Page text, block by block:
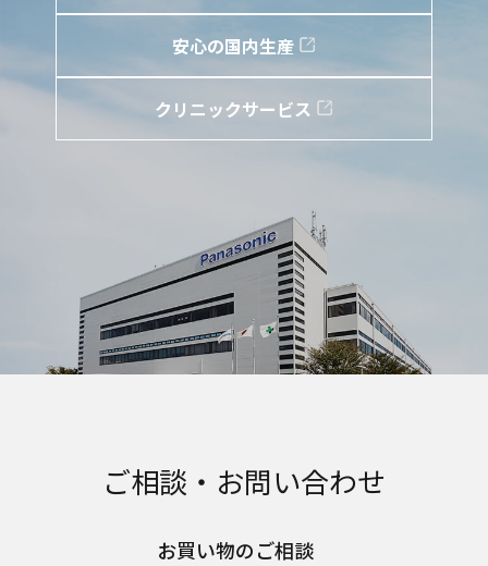
安心の国内生産
クリニックサービス
ご相談・お問い合わせ
お買い物のご相談